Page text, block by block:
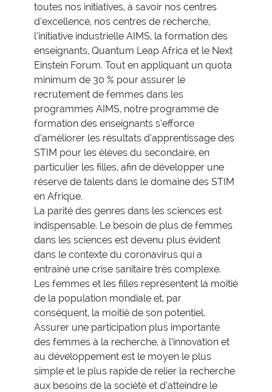
toutes nos initiatives, à savoir nos centres
d’excellence, nos centres de recherche,
l’initiative industrielle AIMS, la formation des
enseignants, Quantum Leap Africa et le Next
Einstein Forum. Tout en appliquant un quota
minimum de 30 % pour assurer le
recrutement de femmes dans les
programmes AIMS, notre programme de
formation des enseignants s’efforce
d’améliorer les résultats d’apprentissage des
STIM pour les élèves du secondaire, en
particulier les filles, afin de développer une
réserve de talents dans le domaine des STIM
en Afrique.
La parité des genres dans les sciences est
indispensable. Le besoin de plus de femmes
dans les sciences est devenu plus évident
dans le contexte du coronavirus qui a
entraîné une crise sanitaire très complexe.
Les femmes et les filles représentent la moitié
de la population mondiale et, par
conséquent, la moitié de son potentiel.
Assurer une participation plus importante
des femmes à la recherche, à l’innovation et
au développement est le moyen le plus
simple et le plus rapide de relier la recherche
aux besoins de la société et d’atteindre le